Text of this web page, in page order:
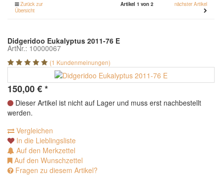
Zurück zur
Übersicht
Artikel 1 von 2 nächster Artikel
Didgeridoo Eukalyptus 2011-76 E
ArtNr.: 10000067
(1 Kundenmeinungen)
150,00€*
Dieser Artikel ist nicht auf Lager und muss erst nachbestellt
werden.
Vergleichen
In die Lieblingsliste
Auf den Merkzettel
Auf den Wunschzettel
Fragen zu diesem Artikel?